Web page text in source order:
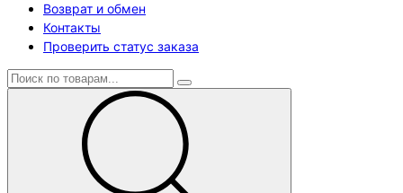
Возврат и обмен
Контакты
Проверить статус заказа